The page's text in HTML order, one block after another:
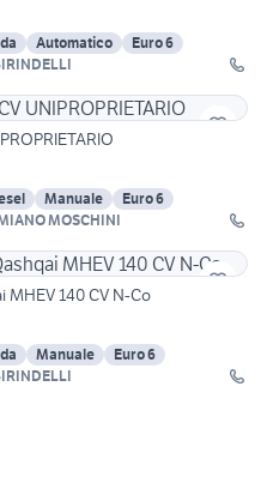
Automatico
Euro 6
Manuale
Euro 6
MOSCHINI
MHEV 140 CV N-Co
Manuale
Euro 6